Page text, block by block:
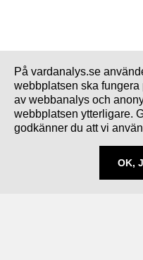
På vardanalys.se
webbplatsen ska fungera
av webbanalys och
webbplatsen ytterligare.
godkänner du att vi
OK,